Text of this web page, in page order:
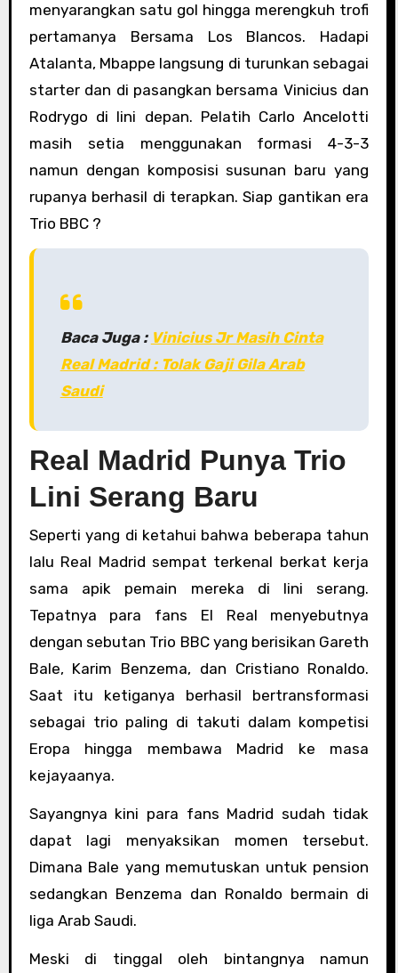
menyarangkan satu gol hingga merengkuh trofi
pertamanya Bersama Los Blancos. Hadapi
Atalanta, Mbappe langsung di turunkan sebagai
starter dan di pasangkan bersama Vinicius dan
Rodrygo di lini depan. Pelatih Carlo Ancelotti
masih setia menggunakan formasi 4-3-3
namun dengan komposisi susunan baru yang
rupanya berhasil di terapkan. Siap gantikan era
Trio BBC ?
Baca Juga : Vinicius Jr Masih Cinta
Real Madrid : Tolak Gaji Gila Arab
Saudi
Real Madrid Punya Trio
Lini Serang Baru
Seperti yang di ketahui bahwa beberapa tahun
lalu Real Madrid sempat terkenal berkat kerja
sama apik pemain mereka di lini serang.
Tepatnya para fans El Real menyebutnya
dengan sebutan Trio BBC yang berisikan Gareth
Bale, Karim Benzema, dan Cristiano Ronaldo.
Saat itu ketiganya berhasil bertransformasi
sebagai trio paling di takuti dalam kompetisi
Eropa hingga membawa Madrid ke masa
kejayaanya.
Sayangnya kini para fans Madrid sudah tidak
dapat lagi menyaksikan momen tersebut.
Dimana Bale yang memutuskan untuk pension
sedangkan Benzema dan Ronaldo bermain di
liga Arab Saudi.
Meski di tinggal oleh bintangnya namun